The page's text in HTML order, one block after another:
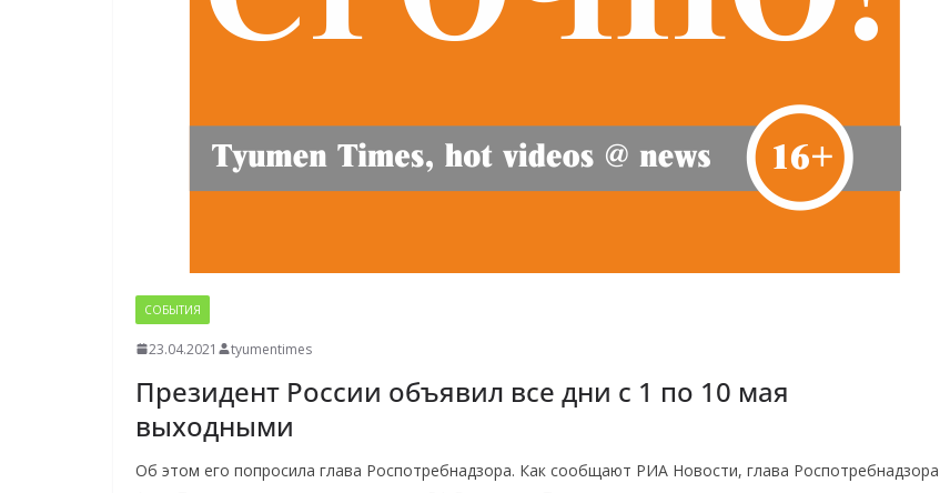
СОБЫТИЯ
23.04.2021 tyumentimes
Президент России объявил все дни с 1 по 10 мая
выходными
Об этом его попросила глава Роспотребнадзора. Как сообщают РИА Новости, глава Роспотребнадзора